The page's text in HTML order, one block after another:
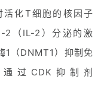
活化T细胞的核因子
2（IL-2）分泌的激
1（DNMT1）抑制免
过CDK抑制剂